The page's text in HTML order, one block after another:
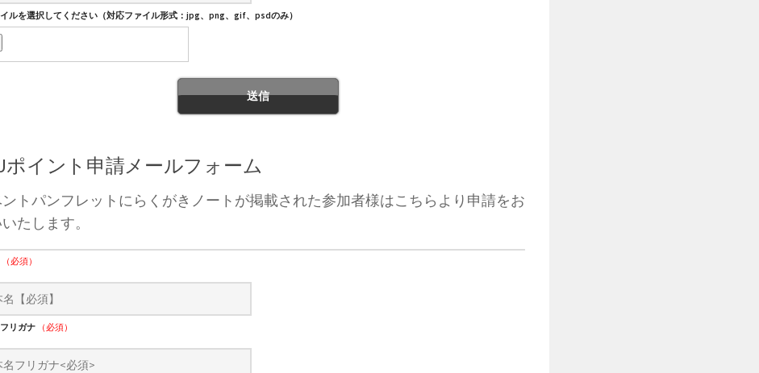
ルを選択してください（対応ファイル形式：jpg、png、gif、psdのみ）
ポイント申請メールフォーム
ントパンフレットにらくがきノートが掲載された参加者様はこちらより申請をお
たします。
（必須）
リガナ （必須）